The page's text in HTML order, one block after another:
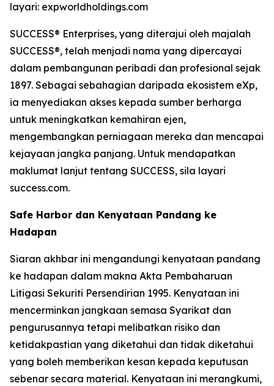
layari: expworldholdings.com
SUCCESS® Enterprises, yang diterajui oleh majalah
SUCCESS®, telah menjadi nama yang dipercayai
dalam pembangunan peribadi dan profesional sejak
1897. Sebagai sebahagian daripada ekosistem eXp,
ia menyediakan akses kepada sumber berharga
untuk meningkatkan kemahiran ejen,
mengembangkan perniagaan mereka dan mencapai
kejayaan jangka panjang. Untuk mendapatkan
maklumat lanjut tentang SUCCESS, sila layari
success.com.
Safe Harbor dan Kenyataan Pandang ke
Hadapan
Siaran akhbar ini mengandungi kenyataan pandang
ke hadapan dalam makna Akta Pembaharuan
Litigasi Sekuriti Persendirian 1995. Kenyataan ini
mencerminkan jangkaan semasa Syarikat dan
pengurusannya tetapi melibatkan risiko dan
ketidakpastian yang diketahui dan tidak diketahui
yang boleh memberikan kesan kepada keputusan
sebenar secara material. Kenyataan ini merangkumi,